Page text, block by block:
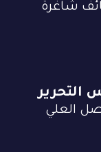
شاغرة
التحرير
العلي